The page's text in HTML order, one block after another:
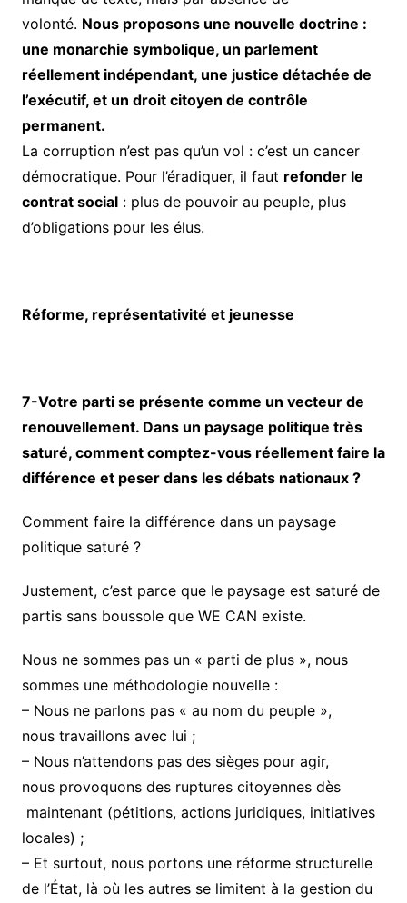
volonté. Nous proposons une nouvelle doctrine :
une monarchie symbolique, un parlement
réellement indépendant, une justice détachée de
l’exécutif, et un droit citoyen de contrôle
permanent.
La corruption n’est pas qu’un vol : c’est un cancer
démocratique. Pour l’éradiquer, il faut refonder le
contrat social: plus de pouvoir au peuple, plus
d’obligations pour les élus.
Réforme, représentativité et jeunesse
7-Votre parti se présente comme un vecteur de
renouvellement. Dans un paysage politique très
saturé, comment comptez-vous réellement faire la
différence et peser dans les débats nationaux ?
Comment faire la différence dans un paysage
politique saturé ?
Justement, c’est parce que le paysage est saturé de
partis sans boussole que WE CAN existe.
Nous ne sommes pas un « parti de plus », nous
sommes une méthodologie nouvelle :
– Nous ne parlons pas « au nom du peuple »,
nous travaillons avec lui ;
– Nous n’attendons pas des sièges pour agir,
nous provoquons des ruptures citoyennes dès
maintenant (pétitions, actions juridiques, initiatives
locales) ;
– Et surtout, nous portons une réforme structurelle
de l’État, là où les autres se limitent à la gestion du